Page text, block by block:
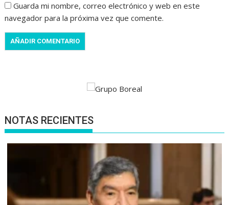
Guarda mi nombre, correo electrónico y web en este
navegador para la próxima vez que comente.
NOTAS RECIENTES